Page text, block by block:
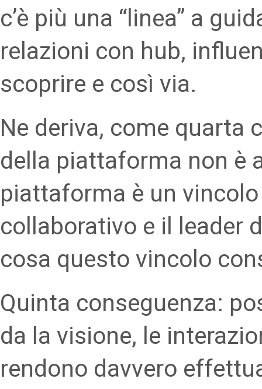
c’è più una “linea” a
relazioni con hub,
scoprire e così via.
Ne deriva, come quarta
della piattaforma non è
piattaforma è un
collaborativo e il leader
cosa questo vincolo
Quinta conseguenza:
da la visione, le
rendono davvero